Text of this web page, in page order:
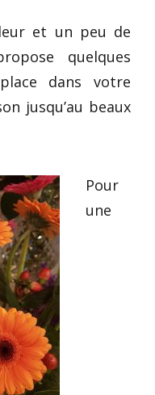
et un peu de
quelques
dans votre
jusqu’au beaux
Pour
une